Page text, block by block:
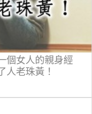
個女人的親身經
人老珠黃！